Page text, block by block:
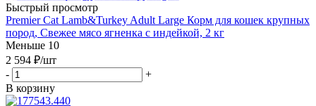
Быстрый просмотр
Premier Cat Lamb&Turkey Adult Large Корм для кошек крупных
пород, Свежее мясо ягненка с индейкой, 2 кг
Меньше 10
2 594 ₽/шт
-
+
В корзину